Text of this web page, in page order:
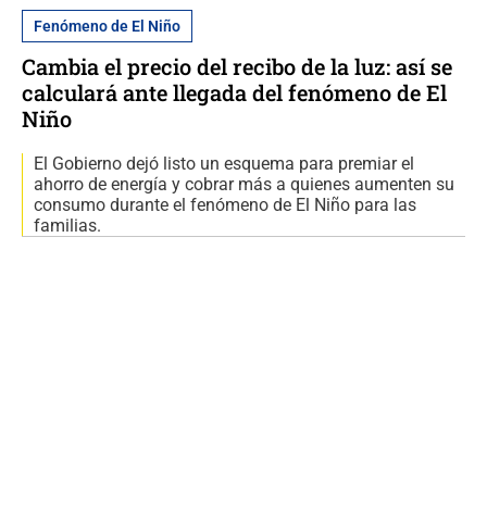
Fenómeno de El Niño
Cambia el precio del recibo de la luz: así se
calculará ante llegada del fenómeno de El
Niño
El Gobierno dejó listo un esquema para premiar el
ahorro de energía y cobrar más a quienes aumenten su
consumo durante el fenómeno de El Niño para las
familias.